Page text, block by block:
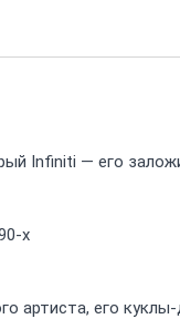
Infiniti — его
х
артиста, его